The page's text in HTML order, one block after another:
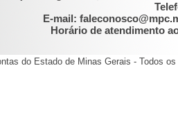
E-mail:
Horário de atendimento
do Estado de Minas Gerais - Todos